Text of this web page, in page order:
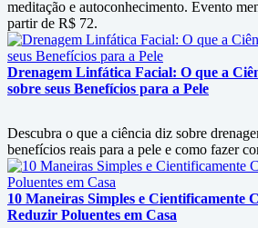
meditação e autoconhecimento. Evento
partir de R$ 72.
Drenagem Linfática Facial: O que a
sobre seus Benefícios para a Pele
Descubra o que a ciência diz sobre
benefícios reais para a pele e como fazer
10 Maneiras Simples e Cientificamente
Reduzir Poluentes em Casa